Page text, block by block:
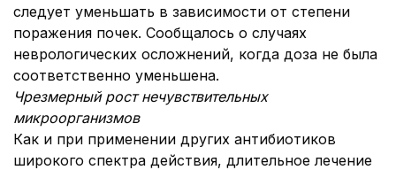
следует уменьшать в зависимости от степени
поражения почек. Сообщалось о случаях
неврологических осложнений, когда доза не была
соответственно уменьшена.
Чрезмерный рост нечувствительных
микроорганизмов
Как и при применении других антибиотиков
широкого спектра действия, длительное лечение